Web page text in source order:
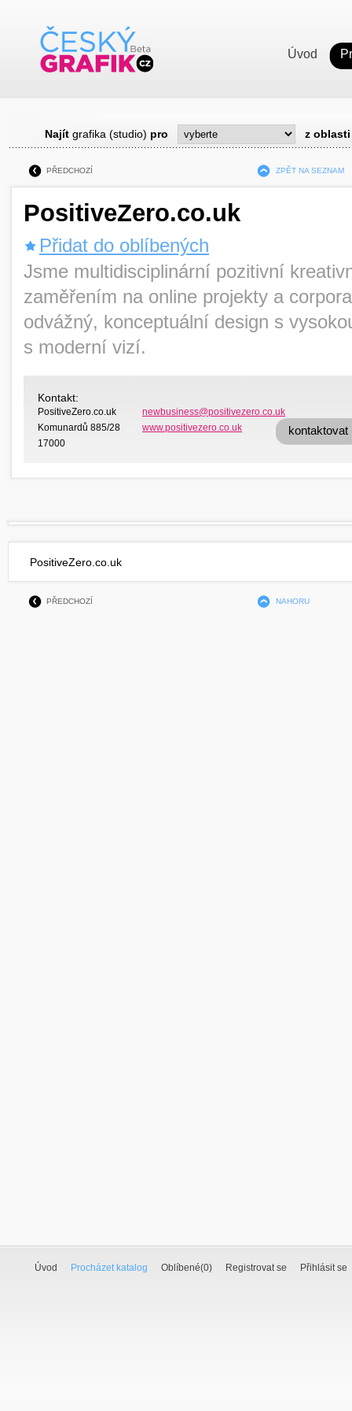
Úvod
Najít grafika (studio) pro z oblasti
PŘEDCHOZÍ ZPĚT NA SEZNAM
PositiveZero.co.uk
Přidat do oblíbených
Jsme multidisciplinární pozitivní
zaměřením na online projekty a
odvážný, konceptuální design s
s moderní vizí.
Kontakt:
PositiveZero.co.uk
newbusiness@positivezero.co.uk
Komunardů 885/28
www.positivezero.co.uk
17000
kontaktovat
PositiveZero.co.uk
PŘEDCHOZÍ NAHORU
Úvod Procházet katalog Oblíbené(0) Registrovat se Přihlásit se